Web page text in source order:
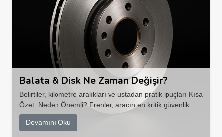
Balata & Disk Ne Zaman Değişir?
Belirtiler, kilometre aralıkları ve ustadan pratik ipuçları Kısa
Özet: Neden Önemli? Frenler, aracın en kritik güvenlik ...
Devamını Oku